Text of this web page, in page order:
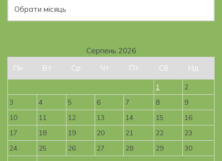
Серпень 2026
Пн
Вт Ср Чт Пт Сб Нд
1
2
3
4 5 6 7 8
9
10
11 12 13 14 15
16
17
18 19 20 21 22
23
24
25 26 27 28 29
30